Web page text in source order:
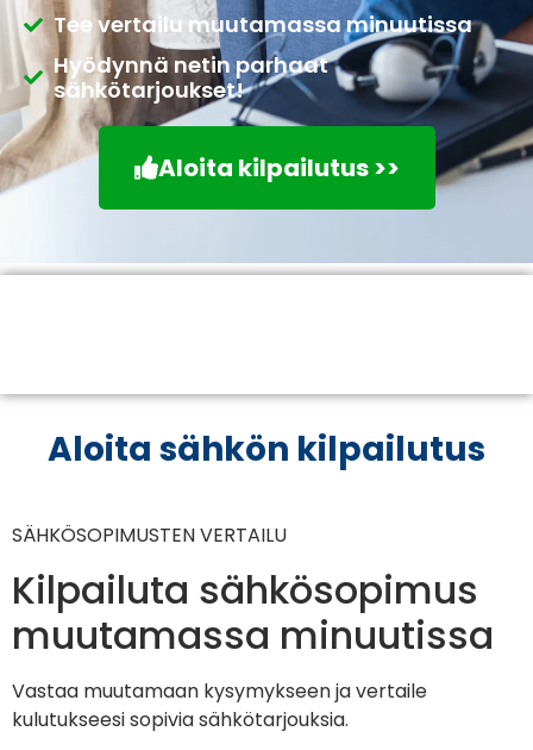
Tee vertailu muutamassa minuutissa
Hyödynnä netin parhaat
sähkötarjoukset!
Aloita kilpailutus >>
Aloita sähkön kilpailutus
SÄHKÖSOPIMUSTEN VERTAILU
Kilpailuta sähkösopimus
muutamassa minuutissa
Vastaa muutamaan kysymykseen ja vertaile
kulutukseesi sopivia sähkötarjouksia.